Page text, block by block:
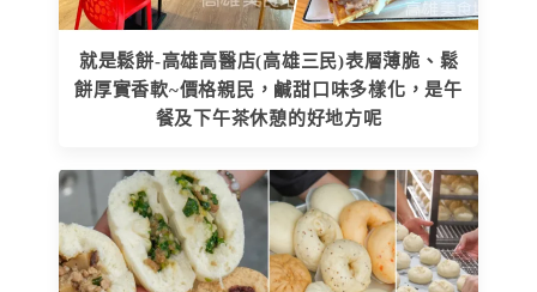
就是鬆餅-高雄高醫店(高雄三民)表層薄脆、鬆
餅厚實香軟~價格親民，鹹甜口味多樣化，是午
餐及下午茶休憩的好地方呢